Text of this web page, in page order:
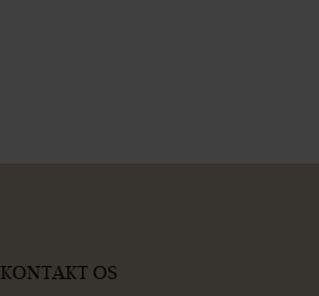
KONTAKT OS